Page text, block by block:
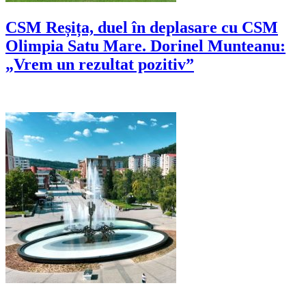
CSM Reșița, duel în deplasare cu CSM
Olimpia Satu Mare. Dorinel Munteanu:
„Vrem un rezultat pozitiv”